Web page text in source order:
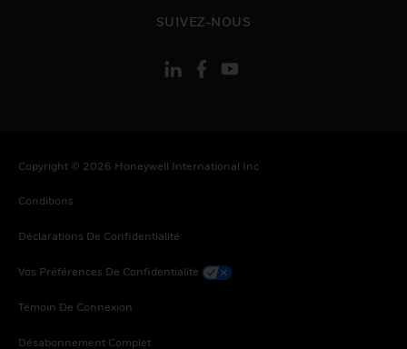
SUIVEZ-NOUS
Copyright © 2026 Honeywell International Inc
Conditions
Déclarations De Confidentialité
Vos Préférences De Confidentialité
Témoin De Connexion
Désabonnement Complet